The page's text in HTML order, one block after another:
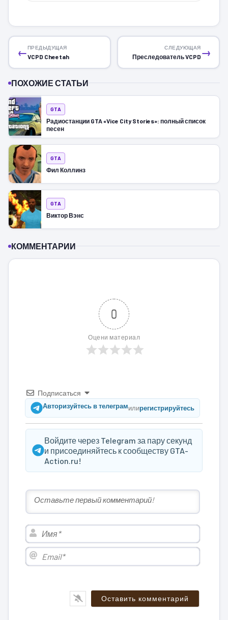
←ПРЕДЫДУЩАЯ
VCPD Cheetah →
СЛЕДУЮЩАЯ
Преследователь VCPD
ПОХОЖИЕ СТАТЬИ
GTA
Радиостанции GTA «Vice City Stories»: полный список
песен
GTA
Фил Коллинз
GTA
Виктор Вэнс
КОММЕНТАРИИ
0
Оцени материал
Подписаться
Авторизуйтесь в телеграмилирегистрируйтесь
Войдите через Telegram за пару секунд
и присоединяйтесь к сообществу GTA-
Action.ru!
Имя*
Email*